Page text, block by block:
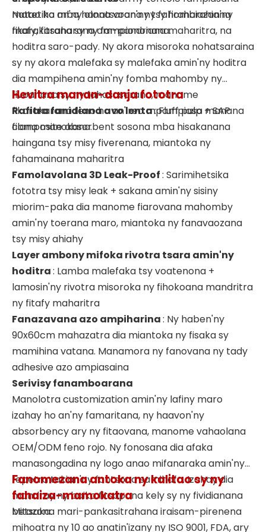
matetika mba hanatsarana ny fahombiazan'ny
fikarakarana sy ny fampiononana.
Natao ho an'ny olona voan'ny tsy firaharahiana
mafy, fitsaharana am-pandriana maharitra, na
hoditra saro-pady. Ny akora misoroka nohatsaraina
sy ny akora malefaka sy malefaka amin'ny hoditra
dia mampihena amin'ny fomba mahomby ny
fivoahana sy ny fahasosorana, manome
fikarakarana feno ho an'ireo mpampiasa manana
filana manokana.
Hevitra manan-danja fototra
Rafitra fanidiana avo lenta: Fluff pulp + SAP
composite absorbent sosona mba hisakanana
haingana tsy misy fiverenana, miantoka ny
fahamainana maharitra
Famolavolana 3D Leak-Proof: Sarimihetsika
fototra tsy misy leak + sakana amin'ny sisiny
miorim-paka dia manome fiarovana mahomby
amin'ny toerana maro, miantoka ny fanavaozana
tsy misy ahiahy
Layer ambony mifoka rivotra tsara amin'ny
hoditra: Lamba malefaka tsy voatenona +
lamosin'ny rivotra misoroka ny fihokoana mandritra
ny fitafy maharitra
Fanazavana azo ampiharina: Ny haben'ny
90x60cm mahazatra dia miantoka ny fisaka sy
mamihina vatana. Manamora ny fanovana ny tady
adhesive azo ampiasaina
Serivisy fanamboarana
Manolotra customization amin'ny lafiny maro
izahay ho an'ny famaritana, ny haavon'ny
absorbency ary ny fitaovana, manome vahaolana
OEM/ODM feno rojo. Ny fonosana dia afaka
manasongadina ny logo anao mifanaraka amin'ny
fepetra takian'ny fantsona samihafa. Izahay dia
mandray ny baiko fitsapana kely sy ny fividianana
betsaka.
Fanomezana antoka ny kalitao sy ny
fahaiza-mamokatra
Mitazona mari-pankasitrahana iraisam-pirenena
mihoatra ny 10 ao anatin'izany ny ISO 9001, FDA, ary